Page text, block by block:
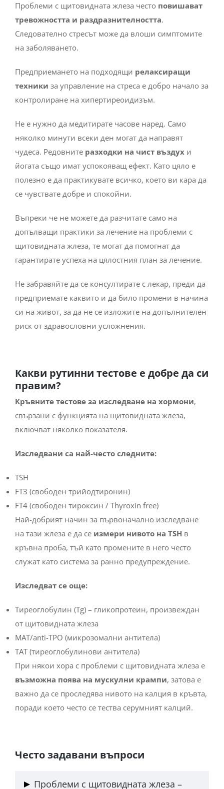
Проблеми с щитовидната жлеза често повишават
тревожността и раздразнителността.
Следователно стресът може да влоши симптомите
на заболяването.
Предприемането на подходящи релаксиращи
техники за управление на стреса е добро начало за
контролиране на хипертиреоидизъм.
Не е нужно да медитирате часове наред. Само
няколко минути всеки ден могат да направят
чудеса. Редовните разходки на чист въздухи
йогата също имат успокояващ ефект. Като цяло е
полезно е да практикувате всичко, което ви кара да
се чувствате добре и спокойни.
Въпреки че не можете да разчитате само на
допълващи практики за лечение на проблеми с
щитовидната жлеза, те могат да помогнат да
гарантирате успеха на цялостния план за лечение.
Не забравяйте да се консултирате с лекар, преди да
предприемате каквито и да било промени в начина
си на живот, за да не се изложите на допълнителен
риск от здравословни усложнения.
Какви рутинни тестове е добре да си
правим?
Кръвните тестове за изследване на хормони,
свързани с функцията на щитовидната жлеза,
включват няколко показателя.
Изследвани са най-често следните:
TSH
FT3 (свободен трийодтиронин)
FT4 (свободен тироксин / Thyroxin free)
Най-добрият начин за първоначално изследване
на тази жлеза е да се измери нивото на TSH в
кръвна проба, тъй като промените в него често
служат като система за ранно предупреждение.
Изследват се още:
Тиреоглобулин (Tg) – гликопротеин, произвеждан
от щитовидната жлеза
МАТ/anti-TPO (микрозомални антитела)
ТАТ (тиреоглобулинови антитела)
При някои хора с проблеми с щитовидната жлеза е
възможна поява на мускулни крампи, затова е
важно да се проследява нивото на калция в кръвта,
поради което често се тества серумният калций.
Често задавани въпроси
Проблеми с щитовидната жлеза –